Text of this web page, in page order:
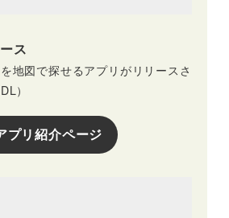
ス
地図で探せるアプリがリリースさ
）
プリ紹介ページ